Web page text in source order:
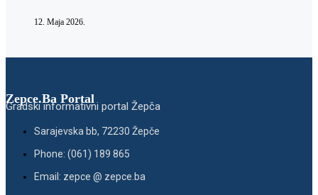
12. Maja 2026.
Zepce.Ba Portal
Gradski informativni portal Žepča
Sarajevska bb, 72230 Žepče
Phone: (061) 189 865
Email: zepce @ zepce.ba